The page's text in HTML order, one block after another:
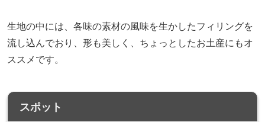
生地の中には、各味の素材の風味を生かしたフィリングを
流し込んでおり、形も美しく、ちょっとしたお土産にもオ
ススメです。
スポット